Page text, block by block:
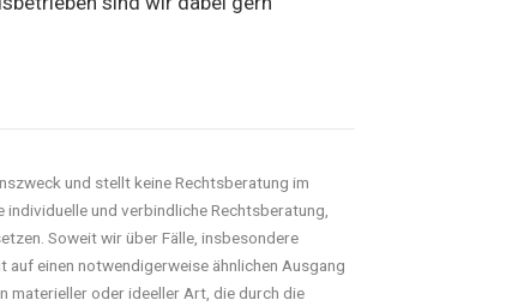
und stellt keine Rechtsberatung im
und verbindliche Rechtsberatung,
Soweit wir über Fälle, insbesondere
einen notwendigerweise ähnlichen Ausgang
materieller oder ideeller Art, die durch die